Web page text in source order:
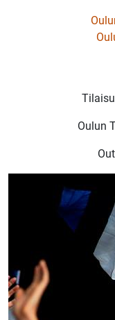
Oulun